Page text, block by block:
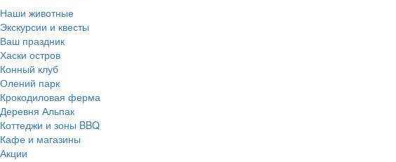
Наши животные
Экскурсии и квесты
Ваш праздник
Хаски остров
Конный клуб
Олений парк
Крокодиловая ферма
Деревня Альпак
Коттеджи и зоны BBQ
Кафе и магазины
Акции